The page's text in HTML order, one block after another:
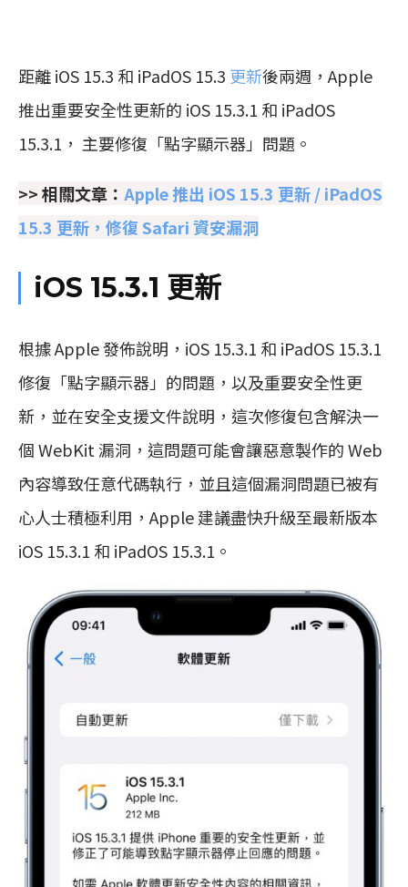
距離 iOS 15.3 和 iPadOS 15.3 更新後兩週，Apple
推出重要安全性更新的 iOS 15.3.1 和 iPadOS
15.3.1， 主要修復「點字顯示器」問題。
>> 相關文章： Apple 推出 iOS 15.3 更新 / iPadOS
15.3 更新，修復 Safari 資安漏洞
iOS 15.3.1 更新
根據 Apple 發佈說明，iOS 15.3.1 和 iPadOS 15.3.1
修復「點字顯示器」的問題，以及重要安全性更
新，並在安全支援文件說明，這次修復包含解決一
個 WebKit 漏洞，這問題可能會讓惡意製作的 Web
內容導致任意代碼執行，並且這個漏洞問題已被有
心人士積極利用，Apple 建議盡快升級至最新版本
iOS 15.3.1 和 iPadOS 15.3.1。